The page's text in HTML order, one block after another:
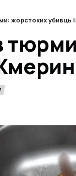
жорстоких